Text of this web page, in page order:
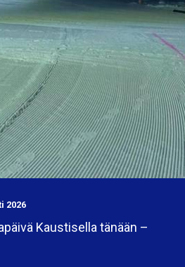
2026
Kaustisella tänään –